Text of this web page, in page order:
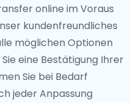
online im Voraus
kundenfreundliches
möglichen Optionen
eine Bestätigung Ihrer
Sie bei Bedarf
jeder Anpassung